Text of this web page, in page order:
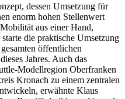
dessen Umsetzung für
enorm hohen Stellenwert
aus einer Hand,
die praktische Umsetzung
öffentlichen
Jahres. Auch das
Modellregion Oberfranken
Kronach zu einem zentralen
erwähnte Klaus